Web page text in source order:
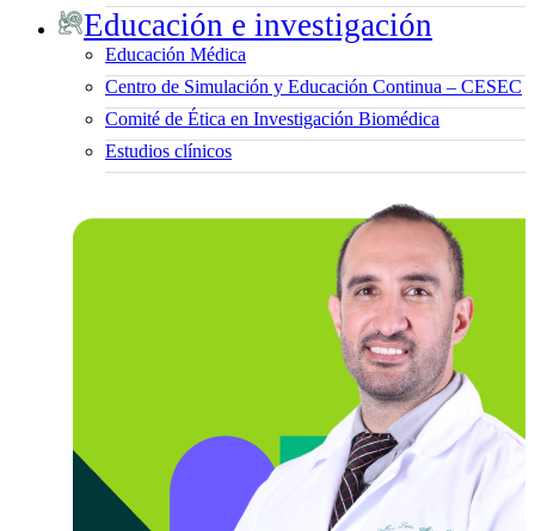
Educación e investigación
Educación Médica
Centro de Simulación y Educación Continua – CESEC
Comité de Ética en Investigación Biomédica
Estudios clínicos